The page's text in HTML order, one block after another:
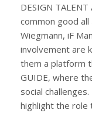
DESIGN
common good
Wiegmann, iF
involvement are
them a platform
GUIDE, where
social
highlight the role